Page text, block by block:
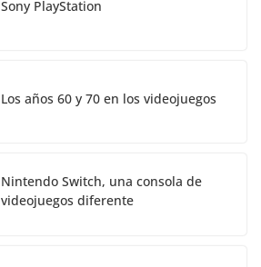
Sony PlayStation
Los años 60 y 70 en los videojuegos
Nintendo Switch, una consola de
videojuegos diferente